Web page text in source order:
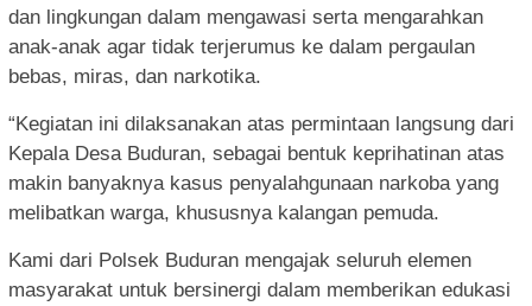
dan lingkungan dalam mengawasi serta mengarahkan
anak-anak agar tidak terjerumus ke dalam pergaulan
bebas, miras, dan narkotika.
“Kegiatan ini dilaksanakan atas permintaan langsung dari
Kepala Desa Buduran, sebagai bentuk keprihatinan atas
makin banyaknya kasus penyalahgunaan narkoba yang
melibatkan warga, khususnya kalangan pemuda.
Kami dari Polsek Buduran mengajak seluruh elemen
masyarakat untuk bersinergi dalam memberikan edukasi